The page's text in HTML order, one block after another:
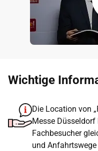
Wichtige
Die Location von
Messe
Fachbesucher
und